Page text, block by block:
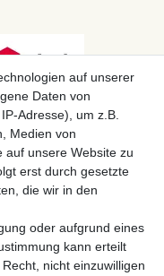
auf unserer
Daten von
Adresse), um z.B.
Medien von
auf unsere Website zu
erst durch gesetzte
die wir in den
oder aufgrund eines
kann erteilt
nicht einzuwilligen